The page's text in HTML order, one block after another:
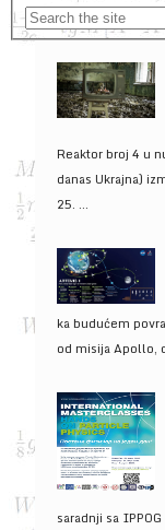
Reaktor broj 4 u
danas Ukrajna)
25. ...
ka budućem
od misija Apollo,
saradnji sa